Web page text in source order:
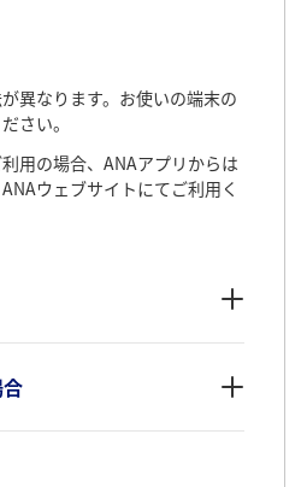
異なります。お使いの端末の
さい。
用の場合、ANAアプリからは
ウェブサイトにてご利用く